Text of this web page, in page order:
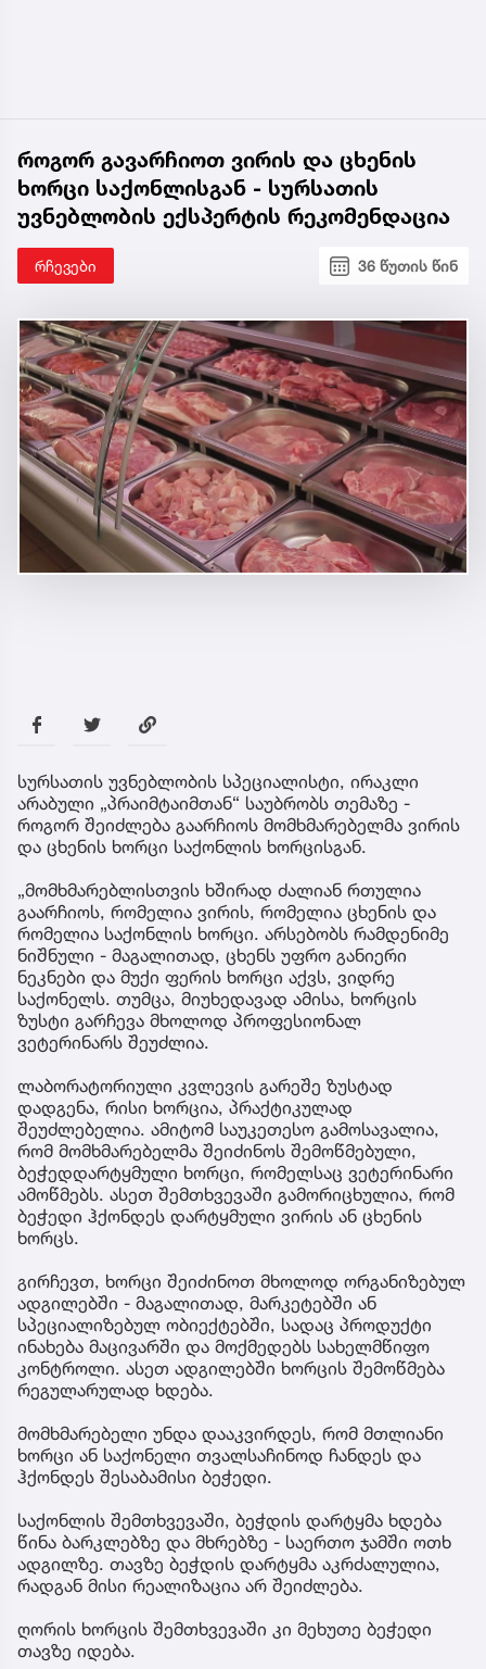
როგორ გავარჩიოთ ვირის და ცხენის
ხორცი საქონლისგან - სურსათის
უვნებლობის ექსპერტის რეკომენდაცია
რჩევები 36 წუთის წინ
სურსათის უვნებლობის სპეციალისტი, ირაკლი
არაბული „პრაიმტაიმთან“ საუბრობს თემაზე -
როგორ შეიძლება გაარჩიოს მომხმარებელმა ვირის
და ცხენის ხორცი საქონლის ხორცისგან.
„მომხმარებლისთვის ხშირად ძალიან რთულია
გაარჩიოს, რომელია ვირის, რომელია ცხენის და
რომელია საქონლის ხორცი. არსებობს რამდენიმე
ნიშნული - მაგალითად, ცხენს უფრო განიერი
ნეკნები და მუქი ფერის ხორცი აქვს, ვიდრე
საქონელს. თუმცა, მიუხედავად ამისა, ხორცის
ზუსტი გარჩევა მხოლოდ პროფესიონალ
ვეტერინარს შეუძლია.
ლაბორატორიული კვლევის გარეშე ზუსტად
დადგენა, რისი ხორცია, პრაქტიკულად
შეუძლებელია. ამიტომ საუკეთესო გამოსავალია,
რომ მომხმარებელმა შეიძინოს შემოწმებული,
ბეჭედდარტყმული ხორცი, რომელსაც ვეტერინარი
ამოწმებს. ასეთ შემთხვევაში გამორიცხულია, რომ
ბეჭედი ჰქონდეს დარტყმული ვირის ან ცხენის
ხორცს.
გირჩევთ, ხორცი შეიძინოთ მხოლოდ ორგანიზებულ
ადგილებში - მაგალითად, მარკეტებში ან
სპეციალიზებულ ობიექტებში, სადაც პროდუქტი
ინახება მაცივარში და მოქმედებს სახელმწიფო
კონტროლი. ასეთ ადგილებში ხორცის შემოწმება
რეგულარულად ხდება.
მომხმარებელი უნდა დააკვირდეს, რომ მთლიანი
ხორცი ან საქონელი თვალსაჩინოდ ჩანდეს და
ჰქონდეს შესაბამისი ბეჭედი.
საქონლის შემთხვევაში, ბეჭდის დარტყმა ხდება
წინა ბარკლებზე და მხრებზე - საერთო ჯამში ოთხ
ადგილზე. თავზე ბეჭდის დარტყმა აკრძალულია,
რადგან მისი რეალიზაცია არ შეიძლება.
ღორის ხორცის შემთხვევაში კი მეხუთე ბეჭედი
თავზე იდება.